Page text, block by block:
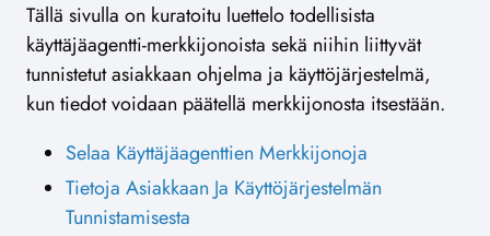
Tällä sivulla on kuratoitu luettelo todellisista
käyttäjäagentti-merkkijonoista sekä niihin liittyvät
tunnistetut asiakkaan ohjelma ja käyttöjärjestelmä,
kun tiedot voidaan päätellä merkkijonosta itsestään.
Selaa Käyttäjäagenttien Merkkijonoja
Tietoja Asiakkaan Ja Käyttöjärjestelmän
Tunnistamisesta